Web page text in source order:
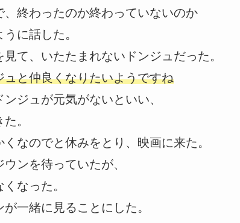
、終わったのか終わっていないのか
に話した。
て、いたたまれないドンジュだった。
と仲良くなりたいようですね
ジュが元気がないといい、
。
なのでと休みをとり、映画に来た。
ンを待っていたが、
なった。
一緒に見ることにした。